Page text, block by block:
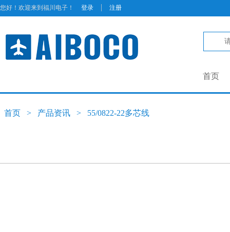
您好！欢迎来到福川电子！ 登录 | 注册
首页
首页 > 产品资讯 > 55/0822-22多芯线